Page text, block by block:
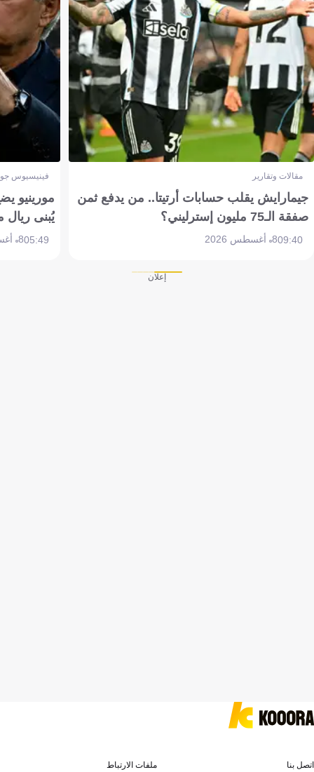
مقالات وتقارير
جيمارايش يقلب حسابات أرتيتا.. من يدفع ثمن
صفقة الـ75 مليون إسترليني؟
09:408 أغسطس 2026
فينيسيوس
مورينيو
يُبنى ريال
05:498 أغسطس 2026
إعلان
اتصل بنا
ملفات الارتباط